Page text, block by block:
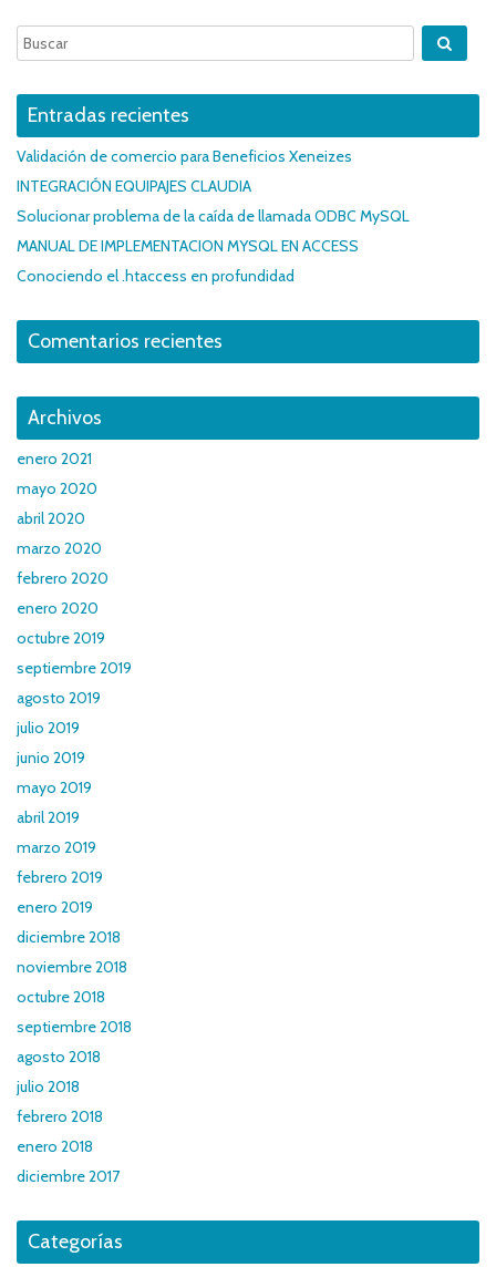
Entradas recientes
Validación de comercio para Beneficios Xeneizes
INTEGRACIÓN EQUIPAJES CLAUDIA
Solucionar problema de la caída de llamada ODBC MySQL
MANUAL DE IMPLEMENTACION MYSQL EN ACCESS
Conociendo el .htaccess en profundidad
Comentarios recientes
Archivos
enero 2021
mayo 2020
abril 2020
marzo 2020
febrero 2020
enero 2020
octubre 2019
septiembre 2019
agosto 2019
julio 2019
junio 2019
mayo 2019
abril 2019
marzo 2019
febrero 2019
enero 2019
diciembre 2018
noviembre 2018
octubre 2018
septiembre 2018
agosto 2018
julio 2018
febrero 2018
enero 2018
diciembre 2017
Categorías